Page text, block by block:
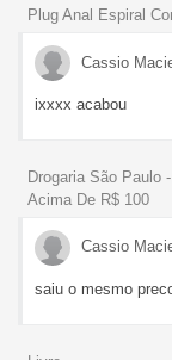
Plug Anal Espiral
Cassio
ixxxx acabou
Drogaria São Paulo
Acima De R$ 100
Cassio
saiu o mesmo